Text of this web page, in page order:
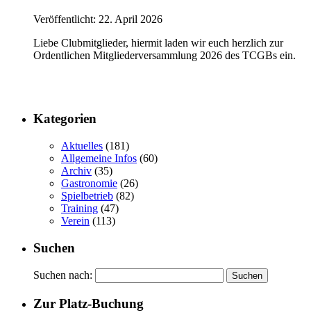
Veröffentlicht: 22. April 2026
Liebe Clubmitglieder, hiermit laden wir euch herzlich zur
Ordentlichen Mitgliederversammlung 2026 des TCGBs ein.
Kategorien
Aktuelles (181)
Allgemeine Infos (60)
Archiv (35)
Gastronomie (26)
Spielbetrieb (82)
Training (47)
Verein (113)
Suchen
Suchen nach:
Zur Platz-Buchung